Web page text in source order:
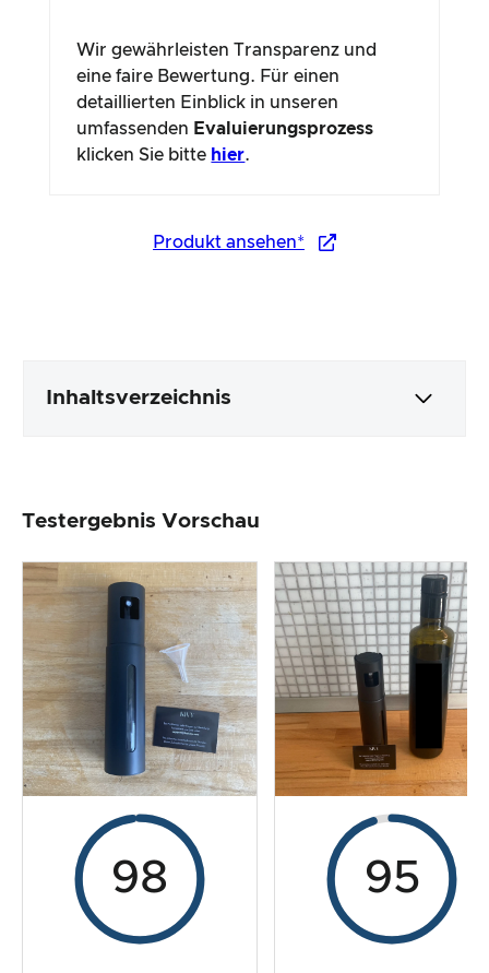
Wir gewährleisten Transparenz und
eine faire Bewertung. Für einen
detaillierten Einblick in unseren
umfassenden Evaluierungsprozess
klicken Sie bitte hier.
Produkt ansehen*
Inhaltsverzeichnis
Produktverarbeitung & Erscheinungsbild
Der Praxistest
Preis-/ Leistungsverhältnis
Gesamtergebnis
Testergebnis Vorschau
98 95